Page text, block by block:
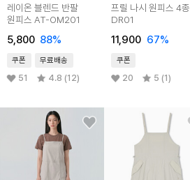
레이온 블렌드 반팔
원피스 AT-OM201
5,800 88%
쿠폰 무료배송
51 4.8 (12)
프릴 나시 원피스 4종
DR01
11,900 67%
쿠폰
20 5 (1)